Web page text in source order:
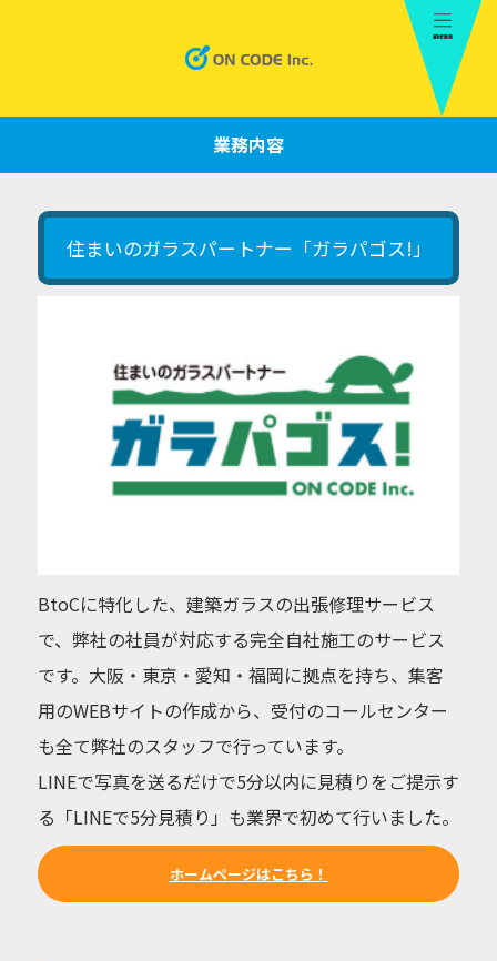
業務内容
住まいのガラスパートナー「ガラパゴス!」
BtoCに特化した、建築ガラスの出張修理サービス
で、弊社の社員が対応する完全自社施工のサービス
です。大阪・東京・愛知・福岡に拠点を持ち、集客
用のWEBサイトの作成から、受付のコールセンター
も全て弊社のスタッフで行っています。
LINEで写真を送るだけで5分以内に見積りをご提示す
る「LINEで5分見積り」も業界で初めて行いました。
ホームページはこちら！